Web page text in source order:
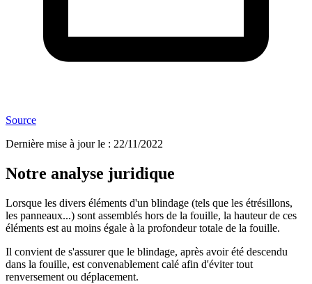
Source
Dernière mise à jour le : 22/11/2022
Notre analyse juridique
Lorsque les divers éléments d'un blindage (tels que les étrésillons,
les panneaux...) sont assemblés hors de la fouille, la hauteur de ces
éléments est au moins égale à la profondeur totale de la fouille.
Il convient de s'assurer que le blindage, après avoir été descendu
dans la fouille, est convenablement calé afin d'éviter tout
renversement ou déplacement.